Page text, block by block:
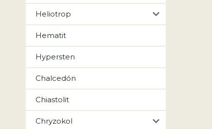
Heliotrop
Hematit
Hypersten
Chalcedón
Chiastolit
Chryzokol